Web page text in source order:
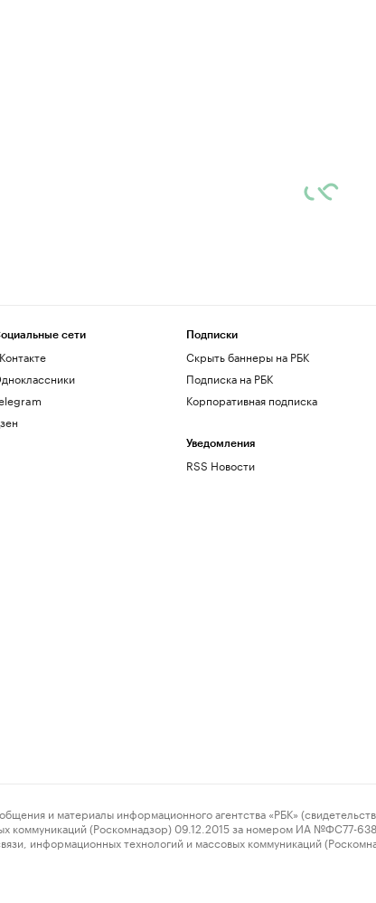
сети Подписки
Скрыть баннеры на РБК
Подписка на РБК
Корпоративная подписка
Уведомления
RSS Новости
и материалы информационного агентства «РБК»
(Роскомнадзор) 09.12.2015 за номером ИА №ФС77-
информационных технологий и массовых коммуникаций